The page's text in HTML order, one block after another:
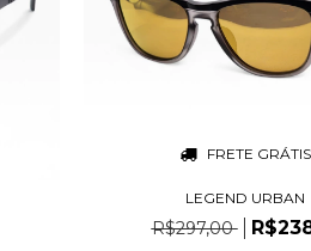
FRETE GRÁTIS
LEGEND URBAN
R$297,00